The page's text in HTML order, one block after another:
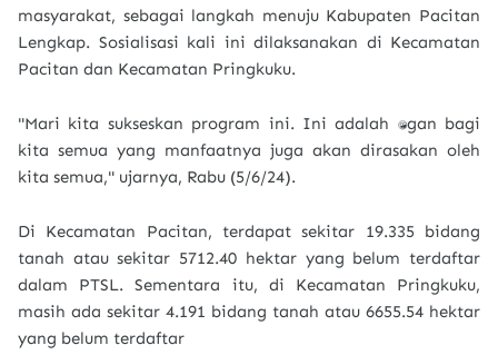
masyarakat, sebagai langkah menuju Kabupaten Pacitan
Lengkap. Sosialisasi kali ini dilaksanakan di Kecamatan
Pacitan dan Kecamatan Pringkuku.
"Mari kita sukseskan program ini. Ini adalah tantangan bagi
kita semua yang manfaatnya juga akan dirasakan oleh
kita semua," ujarnya, Rabu (5/6/24).
Di Kecamatan Pacitan, terdapat sekitar 19.335 bidang
tanah atau sekitar 5712.40 hektar yang belum terdaftar
dalam PTSL. Sementara itu, di Kecamatan Pringkuku,
masih ada sekitar 4.191 bidang tanah atau 6655.54 hektar
yang belum terdaftar